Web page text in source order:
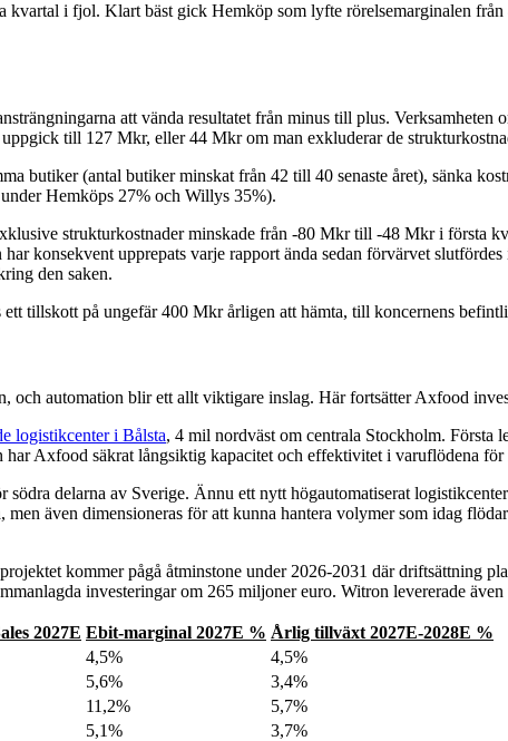
kvartal i fjol. Klart bäst gick Hemköp som lyfte rörelsemarginalen
att vända resultatet från minus till plus.
till 127 Mkr, eller 44 Mkr om man exkluderar de
butiker (antal butiker minskat från 42 till 40 senaste året), sänka
Hemköps 27% och Willys 35%).
strukturkostnader minskade från -80 Mkr till -48 Mkr i första
konsekvent upprepats varje rapport ända sedan förvärvet
den saken.
tillskott på ungefär 400 Mkr årligen att hämta, till koncernens
och automation blir ett allt viktigare inslag. Här fortsätter Axfood
logistikcenter i Bålsta, 4 mil nordväst om centrala Stockholm. Första
Axfood säkrat långsiktig kapacitet och effektivitet i varuflödena för
delarna av Sverige. Ännu ett nytt högautomatiserat
även dimensioneras för att kunna hantera volymer som idag
kommer pågå åtminstone under 2026-2031 där driftsättning
investeringar om 265 miljoner euro. Witron levererade
2027E Ebit-marginal 2027E % Årlig tillväxt 2027E-2028E %
4,5%
4,5%
5,6%
3,4%
11,2%
5,7%
5,1% 3,7%